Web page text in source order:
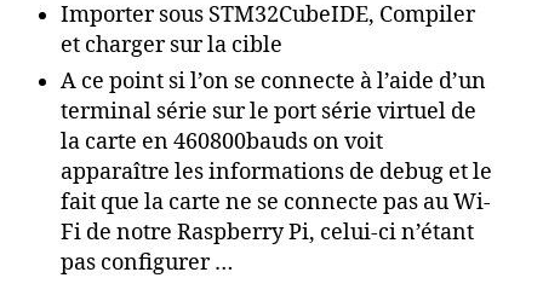
Importer sous STM32CubeIDE, Compiler
et charger sur la cible
A ce point si l’on se connecte à l’aide d’un
terminal série sur le port série virtuel de
la carte en 460800bauds on voit
apparaître les informations de debug et le
fait que la carte ne se connecte pas au Wi-
Fi de notre Raspberry Pi, celui-ci n’étant
pas configurer …